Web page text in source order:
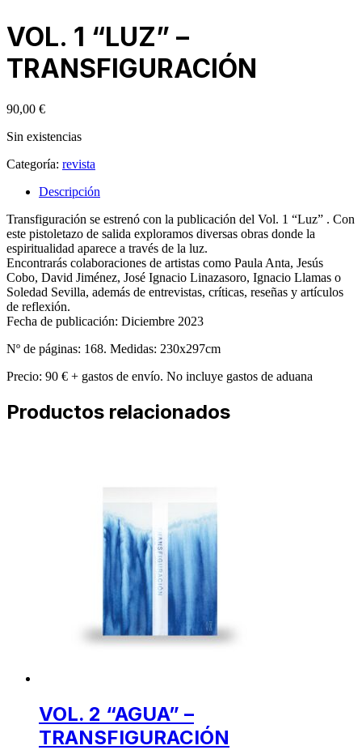
VOL. 1 “LUZ” –
TRANSFIGURACIÓN
90,00 €
Sin existencias
Categoría: revista
Descripción
Transfiguración se estrenó con la publicación del Vol. 1 “Luz” . Con
este pistoletazo de salida exploramos diversas obras donde la
espiritualidad aparece a través de la luz.
Encontrarás colaboraciones de artistas como Paula Anta, Jesús
Cobo, David Jiménez, José Ignacio Linazasoro, Ignacio Llamas o
Soledad Sevilla, además de entrevistas, críticas, reseñas y artículos
de reflexión.
Fecha de publicación: Diciembre 2023
Nº de páginas: 168. Medidas: 230x297cm
Precio: 90 € + gastos de envío. No incluye gastos de aduana
Productos relacionados
VOL. 2 “AGUA” –
TRANSFIGURACIÓN